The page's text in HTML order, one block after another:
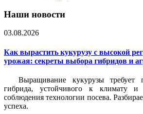
Наши новости
03.08.2026
Как вырастить кукурузу с высокой
урожая: секреты выбора гибридов и
Выращивание кукурузы требует
гибрида, устойчивого к климату
соблюдения технологии посева.
успеха.